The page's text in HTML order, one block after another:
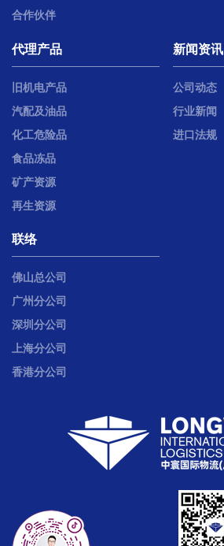
合作伙伴
代理产品
旧机电产品
汽配及油品
化工危险品
食品冻品
矿产资源
再生资源
新闻资讯
公司动态
行业新闻
进口法规
联络
佛山总公司
广州分公司
深圳分公司
上海分公司
香港分公司